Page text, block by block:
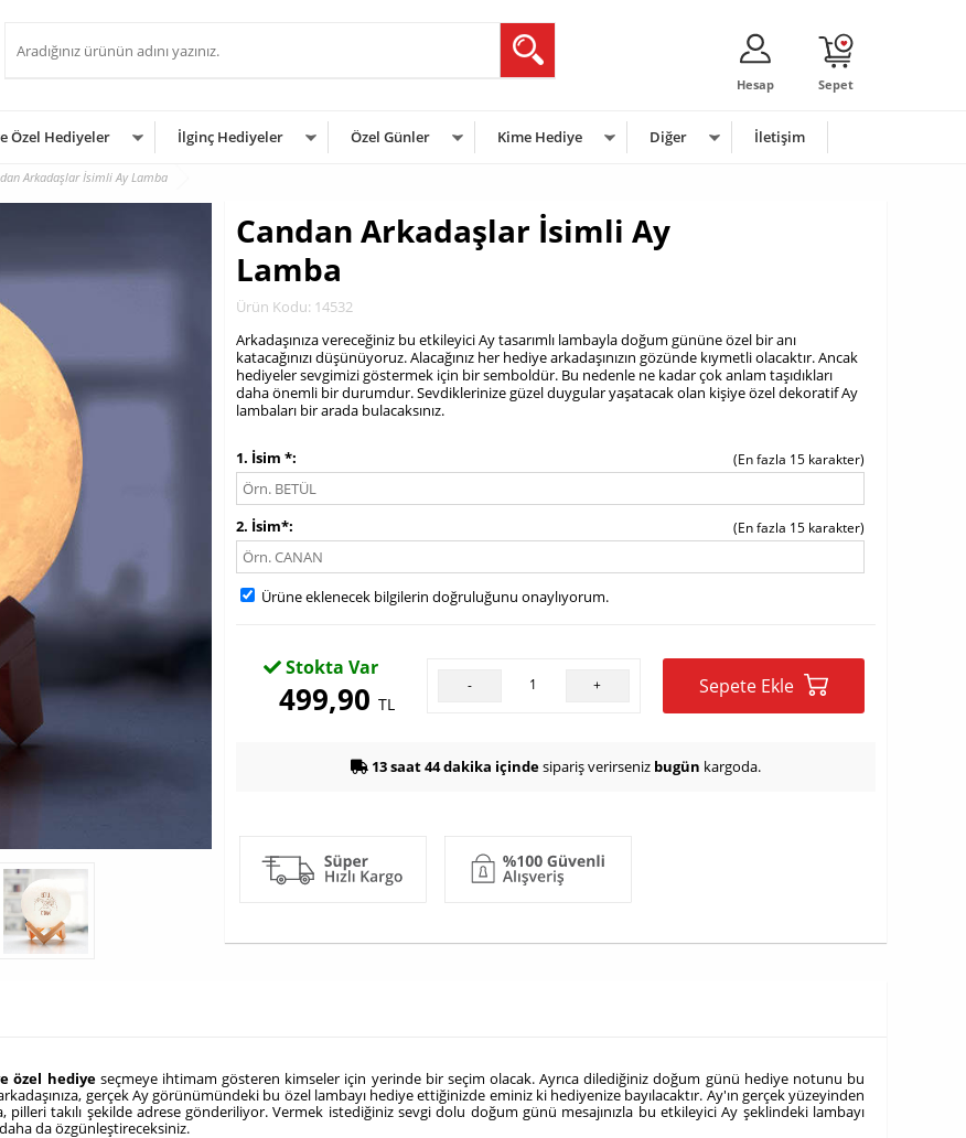
Sepet
Hesap
Özel Hediyeler İlginç Hediyeler Özel Günler Kime Hediye Diğer İletişim
Arkadaşlar İsimli Ay Lamba
Candan Arkadaşlar İsimli Ay
Lamba
Ürün Kodu: 14532
Arkadaşınıza vereceğiniz bu etkileyici Ay tasarımlı lambayla doğum gününe özel bir anı
katacağınızı düşünüyoruz. Alacağınız her hediye arkadaşınızın gözünde kıymetli olacaktır. Ancak
hediyeler sevgimizi göstermek için bir semboldür. Bu nedenle ne kadar çok anlam taşıdıkları
daha önemli bir durumdur. Sevdiklerinize güzel duygular yaşatacak olan kişiye özel dekoratif Ay
lambaları bir arada bulacaksınız.
1. İsim *
(En fazla 15 karakter)
2. İsim* (En fazla 15 karakter)
Ürüne eklenecek bilgilerin doğruluğunu onaylıyorum.
Stokta Var
499,90TL
- + Sepete Ekle
13 saat 44 dakika içindesipariş verirseniz bugün kargoda.
özel hediyeseçmeye ihtimam gösteren kimseler için yerinde bir seçim olacak. Ayrıca dilediğiniz doğum günü hediye notunu bu
gerçek Ay görünümündeki bu özel lambayı hediye ettiğinizde eminiz ki hediyenize bayılacaktır. Ay'ın gerçek yüzeyinden
pilleri takılı şekilde adrese gönderiliyor. Vermek istediğiniz sevgi dolu doğum günü mesajınızla bu etkileyici Ay şeklindeki lambayı
da özgünleştireceksiniz.